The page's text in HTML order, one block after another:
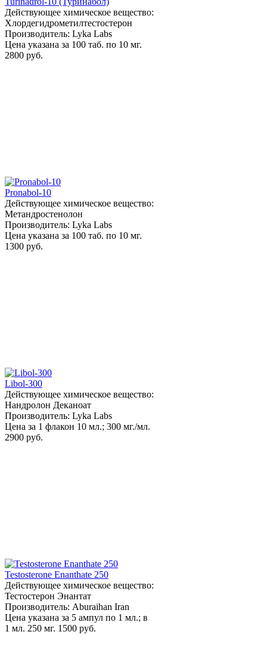
Действующее химическое вещество:
Хлордегидрометилтестостерон
Производитель: Lyka Labs
Цена указана за 100 таб. по 10 мг.
2800 руб.
Pronabol-10
Действующее химическое вещество:
Метандростенолон
Производитель: Lyka Labs
Цена указана за 100 таб. по 10 мг.
1300 руб.
Libol-300
Действующее химическое вещество:
Нандролон Деканоат
Производитель: Lyka Labs
Цена за 1 флакон 10 мл.; 300 мг./мл.
2900 руб.
Testosterone Enanthate 250
Действующее химическое вещество:
Тестостерон Энантат
Производитель: Aburaihan Iran
Цена указана за 5 ампул по 1 мл.; в
1 мл. 250 мг. 1500 руб.